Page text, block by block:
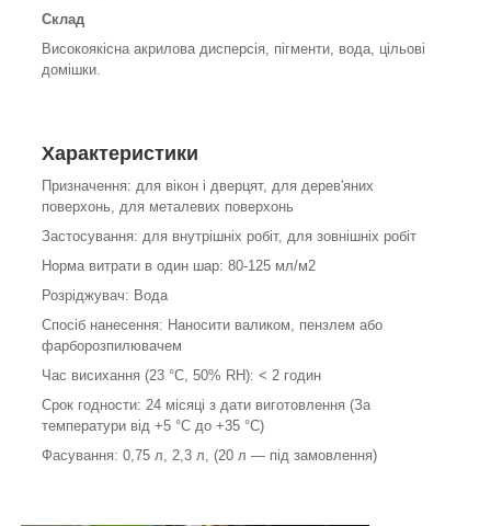
Склад
Високоякісна акрилова дисперсія, пігменти, вода, цільові
домішки.
Характеристики
Призначення: для вікон і дверцят, для дерев'яних
поверхонь, для металевих поверхонь
Застосування: для внутрішніх робіт, для зовнішніх робіт
Норма витрати в один шар: 80-125 мл/м2
Розріджувач: Вода
Спосіб нанесення: Наносити валиком, пензлем або
фарборозпилювачем
Час висихання (23 °C, 50% RH): < 2 годин
Срок годности: 24 місяці з дати виготовлення (За
температури від +5 °C до +35 °C)
Фасування: 0,75 л, 2,3 л, (20 л — під замовлення)